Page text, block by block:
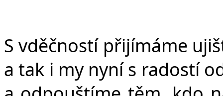
S vděčností přijímáme
a tak i my nyní s radostí